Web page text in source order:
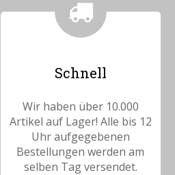
Schnell
Wir haben über 10.000
Artikel auf Lager! Alle bis 12
Uhr aufgegebenen
Bestellungen werden am
selben Tag versendet.